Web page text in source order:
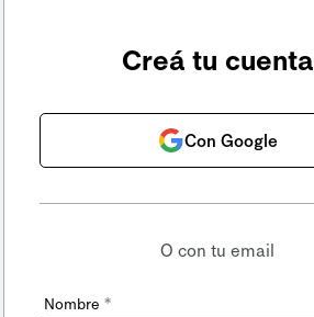
Creá tu cuenta
Con Google
O con tu email
Nombre *